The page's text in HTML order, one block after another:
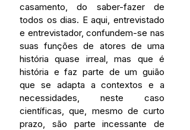
casamento, do saber-fazer de
todos os dias. E aqui, entrevistado
e entrevistador, confundem-se nas
suas funções de atores de uma
história quase irreal, mas que é
história e faz parte de um guião
que se adapta a contextos e a
necessidades, neste caso
científicas, que, mesmo de curto
prazo, são parte incessante de